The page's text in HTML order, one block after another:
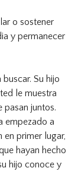
o sostener
y permanecer
Su hijo
le muestra
juntos.
empezado a
en primer lugar,
hayan hecho
hijo conoce y